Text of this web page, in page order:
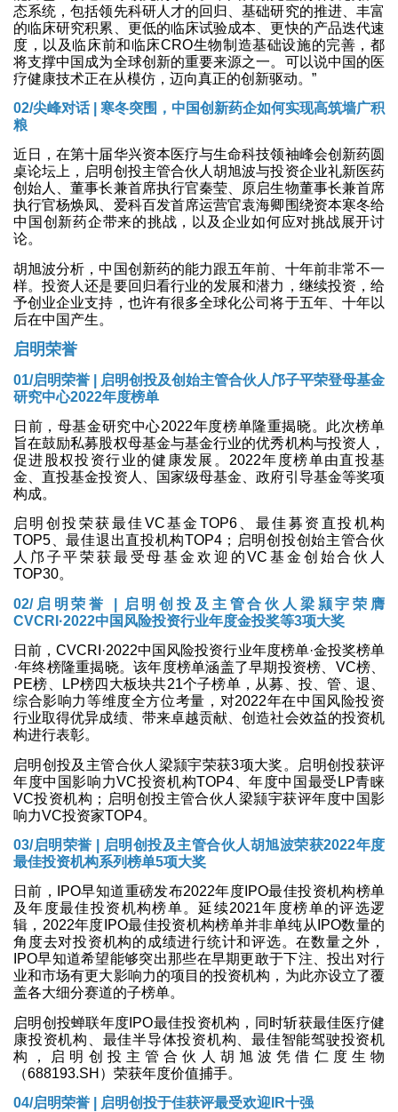
态系统，包括领先科研人才的回归、基础研究的推进、丰富
的临床研究积累、更低的临床试验成本、更快的产品迭代速
度，以及临床前和临床CRO生物制造基础设施的完善，都
将支撑中国成为全球创新的重要来源之一。可以说中国的医
疗健康技术正在从模仿，迈向真正的创新驱动。”
02/尖峰对话 | 寒冬突围，中国创新药企如何实现高筑墙广积
粮
近日，在第十届华兴资本医疗与生命科技领袖峰会创新药圆
桌论坛上，启明创投主管合伙人胡旭波与投资企业礼新医药
创始人、董事长兼首席执行官秦莹、原启生物董事长兼首席
执行官杨焕凤、爱科百发首席运营官袁海卿围绕资本寒冬给
中国创新药企带来的挑战，以及企业如何应对挑战展开讨
论。
胡旭波分析，中国创新药的能力跟五年前、十年前非常不一
样。投资人还是要回归看行业的发展和潜力，继续投资，给
予创业企业支持，也许有很多全球化公司将于五年、十年以
后在中国产生。
启明荣誉
01/启明荣誉 | 启明创投及创始主管合伙人邝子平荣登母基金
研究中心2022年度榜单
日前，母基金研究中心2022年度榜单隆重揭晓。此次榜单
旨在鼓励私募股权母基金与基金行业的优秀机构与投资人，
促进股权投资行业的健康发展。2022年度榜单由直投基
金、直投基金投资人、国家级母基金、政府引导基金等奖项
构成。
启明创投荣获最佳VC基金TOP6、最佳募资直投机构
TOP5、最佳退出直投机构TOP4；启明创投创始主管合伙
人邝子平荣获最受母基金欢迎的VC基金创始合伙人
TOP30。
02/启明荣誉 | 启明创投及主管合伙人梁颕宇荣膺
CVCRI·2022中国风险投资行业年度金投奖等3项大奖
日前，CVCRI·2022中国风险投资行业年度榜单·金投奖榜单
·年终榜隆重揭晓。该年度榜单涵盖了早期投资榜、VC榜、
PE榜、LP榜四大板块共21个子榜单，从募、投、管、退、
综合影响力等维度全方位考量，对2022年在中国风险投资
行业取得优异成绩、带来卓越贡献、创造社会效益的投资机
构进行表彰。
启明创投及主管合伙人梁颕宇荣获3项大奖。启明创投获评
年度中国影响力VC投资机构TOP4、年度中国最受LP青睐
VC投资机构；启明创投主管合伙人梁颕宇获评年度中国影
响力VC投资家TOP4。
03/启明荣誉 | 启明创投及主管合伙人胡旭波荣获2022年度
最佳投资机构系列榜单5项大奖
日前，IPO早知道重磅发布2022年度IPO最佳投资机构榜单
及年度最佳投资机构榜单。延续2021年度榜单的评选逻
辑，2022年度IPO最佳投资机构榜单并非单纯从IPO数量的
角度去对投资机构的成绩进行统计和评选。在数量之外，
IPO早知道希望能够突出那些在早期更敢于下注、投出对行
业和市场有更大影响力的项目的投资机构，为此亦设立了覆
盖各大细分赛道的子榜单。
启明创投蝉联年度IPO最佳投资机构，同时斩获最佳医疗健
康投资机构、最佳半导体投资机构、最佳智能驾驶投资机
构，启明创投主管合伙人胡旭波凭借仁度生物
（688193.SH）荣获年度价值捕手。
04/启明荣誉 | 启明创投于佳获评最受欢迎IR十强